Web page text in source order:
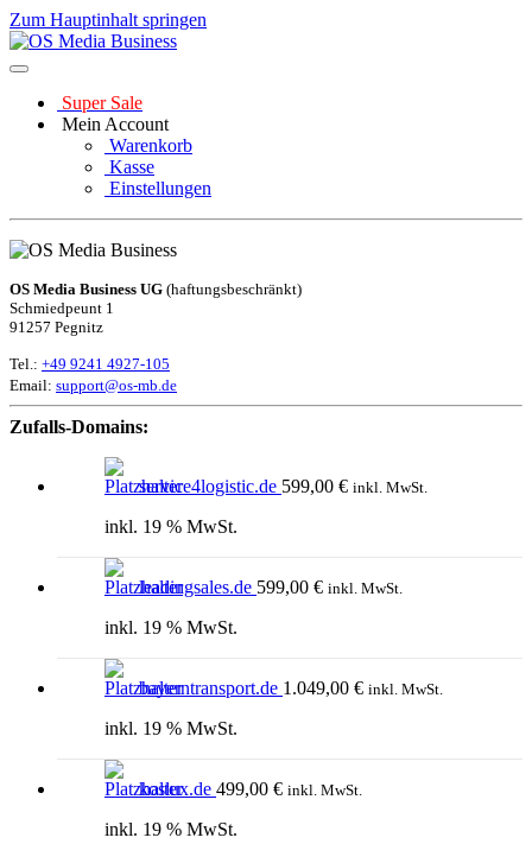
Zum Hauptinhalt springen
Super Sale
Mein Account
Warenkorb
Kasse
Einstellungen
OS Media Business UG (haftungsbeschränkt)
Schmiedpeunt 1
91257 Pegnitz
Tel.: +49 9241 4927-105
Email: support@os-mb.de
Zufalls-Domains:
service4logistic.de 599,00 € inkl. MwSt.
inkl. 19 % MwSt.
leadingsales.de 599,00 € inkl. MwSt.
inkl. 19 % MwSt.
bayerntransport.de 1.049,00 € inkl. MwSt.
inkl. 19 % MwSt.
koslux.de 499,00 € inkl. MwSt.
inkl. 19 % MwSt.